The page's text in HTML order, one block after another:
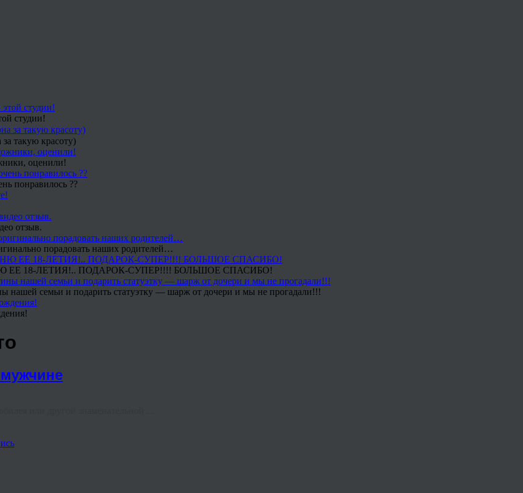
студии!
такую красоту)
оценили!
понравилось ??
отзыв.
порадовать наших родителей…
18-ЛЕТИЯ!.. ПОДАРОК-СУПЕР!!!! БОЛЬШОЕ СПАСИБО!
нашей семьи и подарить статуэтку — шарж от дочери и мы не прогадали!!!